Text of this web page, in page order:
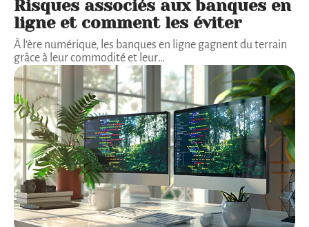
Risques associés aux banques en
ligne et comment les éviter
À l'ère numérique, les banques en ligne gagnent du terrain
grâce à leur commodité et leur…